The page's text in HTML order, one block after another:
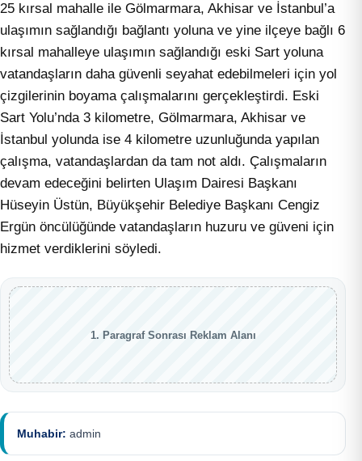
25 kırsal mahalle ile Gölmarmara, Akhisar ve İstanbul’a
ulaşımın sağlandığı bağlantı yoluna ve yine ilçeye bağlı 6
kırsal mahalleye ulaşımın sağlandığı eski Sart yoluna
vatandaşların daha güvenli seyahat edebilmeleri için yol
çizgilerinin boyama çalışmalarını gerçekleştirdi. Eski
Sart Yolu’nda 3 kilometre, Gölmarmara, Akhisar ve
İstanbul yolunda ise 4 kilometre uzunluğunda yapılan
çalışma, vatandaşlardan da tam not aldı. Çalışmaların
devam edeceğini belirten Ulaşım Dairesi Başkanı
Hüseyin Üstün, Büyükşehir Belediye Başkanı Cengiz
Ergün öncülüğünde vatandaşların huzuru ve güveni için
hizmet verdiklerini söyledi.
1. Paragraf Sonrası Reklam Alanı
Muhabir: admin